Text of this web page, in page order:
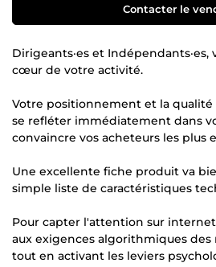
Contacter le
Dirigeants·es et
cœur de votre activité.
Votre positionnement et la
se refléter immédiatement dans
convaincre vos acheteurs les plus
Une excellente fiche produit va
simple liste de caractéristiques
Pour capter l'attention sur
aux exigences algorithmiques
tout en activant les leviers